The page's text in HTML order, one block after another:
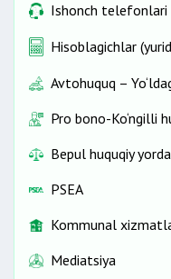
Ishonch telefonlari
Hisoblagichlar
Avtohuquq –
Pro bono-Ko‘ngilli
Bepul huquqiy
PSEA
Kommunal
Mediatsiya